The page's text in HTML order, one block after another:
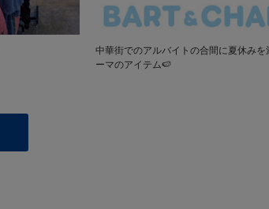
中華街でのアルバイトの合間に夏休み
ーマのアイテム🍉